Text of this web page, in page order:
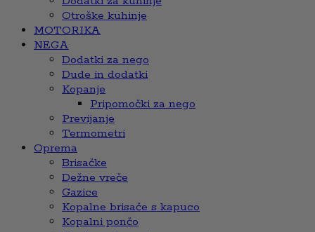
Otroške kuhinje
MOTORIKA
NEGA
Dodatki za nego
Dude in dodatki
Kopanje
Pripomočki za nego
Previjanje
Termometri
Oprema
Brisačke
Dežne vreče
Gazice
Kopalne brisače s kapuco
Kopalni pončo